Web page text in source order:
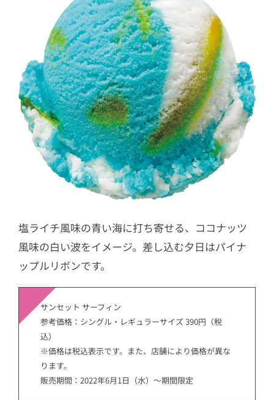
塩ライチ風味の青い海に打ち寄せる、ココナッツ
風味の白い波をイメージ。差し込む夕日はパイナ
ップルリボンです。
サンセット サーフィン
参考価格：シングル・レギュラーサイズ 390円（税
込）
※価格は税込表示です。また、店舗により価格が異な
ります。
販売期間： 2022年6月1日（水）～期間限定